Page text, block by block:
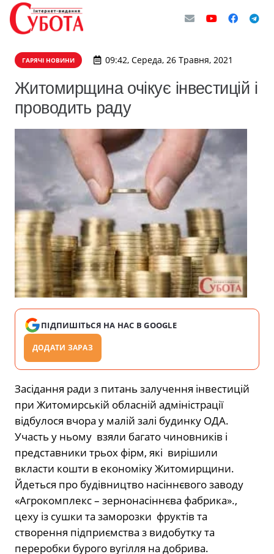
ГАРЯЧІ НОВИНИ 09:42, Середа, 26 Травня, 2021
Житомирщина очікує інвестицій і
проводить раду
ПІДПИШІТЬСЯ НА НАС В GOOGLE
ДОДАТИ ЗАРАЗ
Засідання ради з питань залучення інвестицій
при Житомирській обласній адміністрації
відбулося вчора у малій залі будинку ОДА.
Участь у ньому взяли багато чиновників і
представники трьох фірм, які вирішили
вкласти кошти в економіку Житомирщини.
Йдеться про будівництво насіннєвого заводу
«Агрокомплекс – зернонасіннєва фабрика».,
цеху із сушки та заморозки фруктів та
створення підприємства з видобутку та
переробки бурого вугілля на добрива.